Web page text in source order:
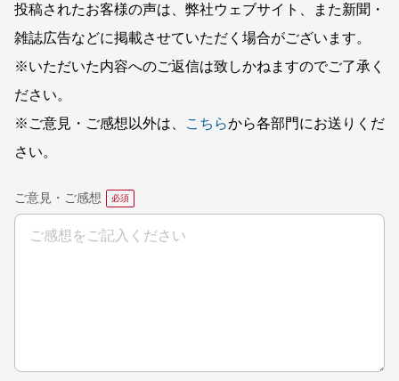
投稿されたお客様の声は、弊社ウェブサイト、また新聞・
雑誌広告などに掲載させていただく場合がございます。
※いただいた内容へのご返信は致しかねますのでご了承く
ださい。
※ご意見・ご感想以外は、
こちらから各部門にお送りくだ
さい。
ご意見・ご感想